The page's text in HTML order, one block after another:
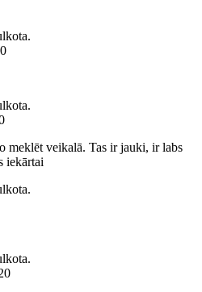
meklēt veikalā. Tas ir jauki, ir labs
iekārtai